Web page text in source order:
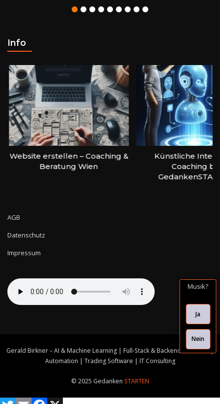
Info
Website erstellen – Coaching &
Beratung Wien
Künstliche
Coaching bei
AGB
Datenschutz
Impressum
Musik?
Ja
Nein
Gerald Birkner – AI & Machine Learning | Full-Stack & Backend Solutions |
Automation | Trading Software | IT Consulting
© 2025 Gedanken STARTEN